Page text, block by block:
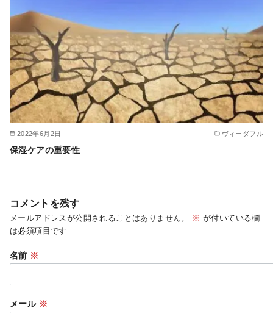
2022年6月2日 ヴィーダフル
保湿ケアの重要性
コメントを残す
メールアドレスが公開されることはありません。 ※ が付いている欄
は必須項目です
名前 ※
メール ※